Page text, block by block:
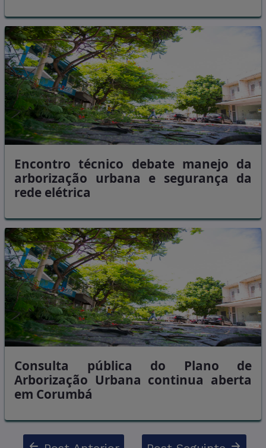
Encontro técnico debate manejo da
arborização urbana e segurança da
rede elétrica
Consulta pública do Plano de
Arborização Urbana continua aberta
em Corumbá